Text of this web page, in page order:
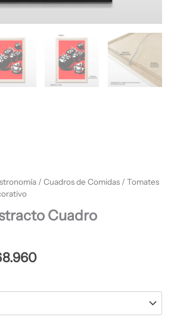
/ Cuadros de Comidas / Tomates
Cuadro